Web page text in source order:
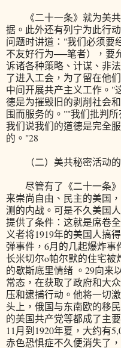
《二十一条》就为美共
据。此外还有列宁为此行
问题时讲道："我们必须要
不友好行为──笔者），要
诉诸各种策略、计谋、非
了进入工会，为了留在他
中间开展共产主义工作。"
德是为摧毁旧的剥削社会
围而服务的。""我们批判
我们说我们的道德是完全
的。"28
（二）美共秘密活动的
尽管有了《二十一条》
来崇尚自由、民主的美国
测的内战。可是不久美国
提供了条件：这就是席卷
义者将1919年的美国人搞
弹事件，6月的几起爆炸
长米切尔o帕尔默的住宅被
的歇斯底里情绪 。29向来
常态，在获取了政府和大
压和逮捕行动。他将一切
头上，俄国与东南欧的移
的美国共产党等都成了主
11月到1920年夏，大约有
赤色恐惧症不久便消失了